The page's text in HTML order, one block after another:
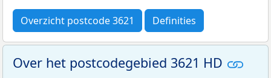
Overzicht postcode 3621 Definities
Over het postcodegebied 3621 HD